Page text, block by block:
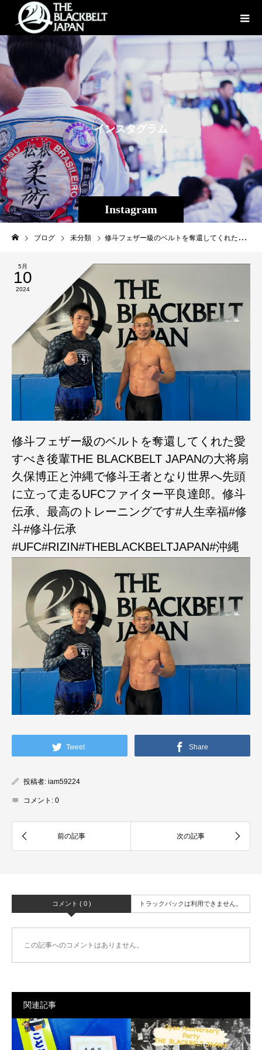
Instagram
インスタグラ ム
ブログ 未分類 修斗フェザー級のベルトを奪還してくれた愛すべき後輩THE BLACKBELT JAPANの大将扇久保博正と沖縄で修斗王者となり世界へ先頭に立って走るUFCファイター平良達郎。修斗伝承、最高のトレーニングです#人生幸福#修斗#修斗伝承#UFC#RIZIN#THEBLACKBELTJAPAN#沖縄
5月
10
2024
修斗フェザー級のベルトを奪還してくれた愛
すべき後輩THE BLACKBELT JAPANの大将扇
久保博正と沖縄で修斗王者となり世界へ先頭
に立って走るUFCファイター平良達郎。修斗
伝承、最高のトレーニングです#人生幸福#修
斗#修斗伝承
#UFC#RIZIN#THEBLACKBELTJAPAN#沖縄
Tweet Share
投稿者: iam59224
コメント: 0
コメント ( 0 ) トラックバックは利用できません。
この記事へのコメントはありません。
関連記事